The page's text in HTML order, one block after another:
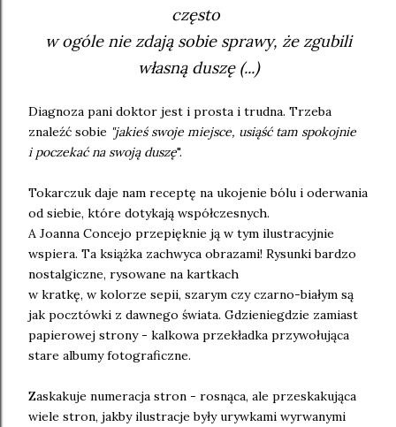
często
w ogóle nie zdają sobie sprawy, że zgubili
własną duszę (...)
Diagnoza pani doktor jest i prosta i trudna. Trzeba
znaleźć sobie "jakieś swoje miejsce, usiąść tam spokojnie
i poczekać na swoją duszę".
Tokarczuk daje nam receptę na ukojenie bólu i oderwania
od siebie, które dotykają współczesnych.
A Joanna Concejo przepięknie ją w tym ilustracyjnie
wspiera. Ta książka zachwyca obrazami! Rysunki bardzo
nostalgiczne, rysowane na kartkach
w kratkę, w kolorze sepii, szarym czy czarno-białym są
jak pocztówki z dawnego świata. Gdzieniegdzie zamiast
papierowej strony - kalkowa przekładka przywołująca
stare albumy fotograficzne.
Zaskakuje numeracja stron - rosnąca, ale przeskakująca
wiele stron, jakby ilustracje były urywkami wyrwanymi